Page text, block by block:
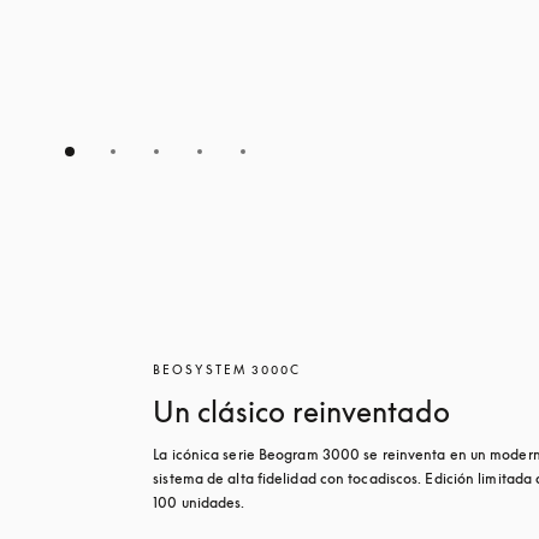
BEOSYSTEM 3000C
Un clásico reinventado
La icónica serie Beogram 3000 se reinventa en un
sistema de alta fidelidad con tocadiscos. Edición limitada
100 unidades.